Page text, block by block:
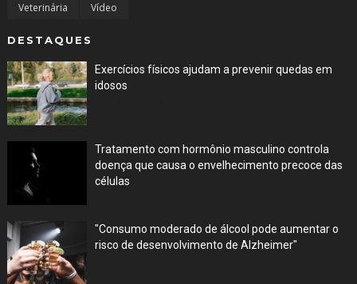
Veterinária
Vídeo
DESTAQUES
Exercícios físicos ajudam a prevenir quedas em
idosos
Tratamento com hormônio masculino controla
doença que causa o envelhecimento precoce das
células
"Consumo moderado de álcool pode aumentar o
risco de desenvolvimento de Alzheimer"